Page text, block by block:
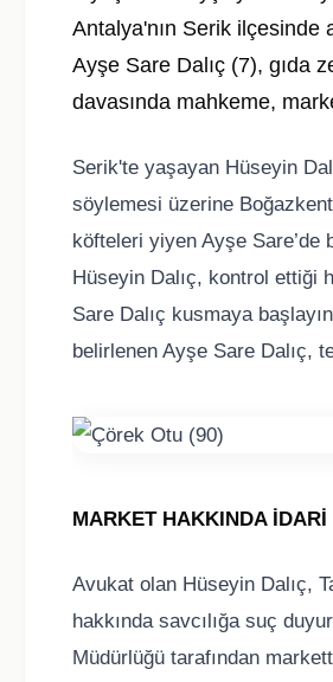
Antalya'nın Serik ilçesinde
Ayşe Sare Dalıç (7), gıda
davasında mahkeme,
Serik'te yaşayan Hüseyin
söylemesi üzerine
köfteleri yiyen Ayşe Sare’de
Hüseyin Dalıç, kontrol ettiği
Sare Dalıç kusmaya
belirlenen Ayşe Sare Dalıç,
MARKET HAKKINDA İDARİ
Avukat olan Hüseyin Dalıç,
hakkında savcılığa suç
Müdürlüğü tarafından